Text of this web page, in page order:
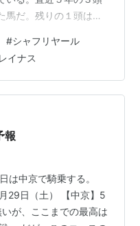
馬だ。残りの１頭は１
スですらある。 例え
行の予定だったが、
め、急遽、やむをえず
まり、NHKマイルC出
本気でダービーを狙う
#シャフリヤール
イナス
報
は中京で騎乗する。
29日（土） 【中京】5
が、ここまでの最高は